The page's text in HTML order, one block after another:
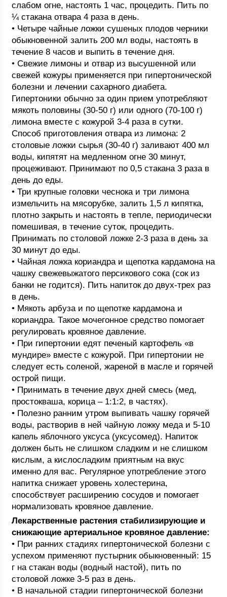
слабом огне, настоять 1 час, процедить. Пить по
¼ стакана отвара 4 раза в день.
• Четыре чайные ложки сушеных плодов черники
обыкновенной залить 200 мл воды, настоять в
течение 8 часов и выпить в течение дня.
• Свежие лимоны и отвар из высушенной или
свежей кожуры применяется при гипертонической
болезни и лечении сахарного диабета.
Гипертоники обычно за один прием употребляют
мякоть половины (30-50 г) или одного (70-100 г)
лимона вместе с кожурой 3-4 раза в сутки.
Способ приготовления отвара из лимона: 2
столовые ложки сырья (30-40 г) заливают 400 мл
воды, кипятят на медленном огне 30 минут,
процеживают. Принимают по 0,5 стакана 3 раза в
день до еды.
• Три крупные головки чеснока и три лимона
измельчить на мясорубке, залить 1,5 л кипятка,
плотно закрыть и настоять в тепле, периодически
помешивая, в течение суток, процедить.
Принимать по столовой ложке 2-3 раза в день за
30 минут до еды.
• Чайная ложка кориандра и щепотка кардамона на
чашку свежевыжатого персикового сока (сок из
банки не годится). Пить напиток до двух-трех раз
в день.
• Мякоть арбуза и по щепотке кардамона и
кориандра. Такое мочегонное средство помогает
регулировать кровяное давление.
• При гипертонии едят печеный картофель «в
мундире» вместе с кожурой. При гипертонии не
следует есть соленой, жареной в масле и горячей
острой пищи.
• Принимать в течение двух дней смесь (мед,
простокваша, корица – 1:1:2, в частях).
• Полезно ранним утром выпивать чашку горячей
воды, растворив в ней чайную ложку меда и 5-10
капель яблочного уксуса (уксусомед). Напиток
должен быть не слишком сладким и не слишком
кислым, а кислосладким приятным на вкус
именно для вас. Регулярное употребление этого
напитка снижает уровень холестерина,
способствует расширению сосудов и помогает
нормализовать кровяное давление.
Лекарственные растения стабилизирующие и
снижающие артериальное кровяное давление:
• При ранних стадиях гипертонической болезни с
успехом применяют пустырник обыкновенный: 15
г на стакан воды (водный настой), пить по
столовой ложке 3-5 раз в день.
• В начальной стадии гипертонической болезни